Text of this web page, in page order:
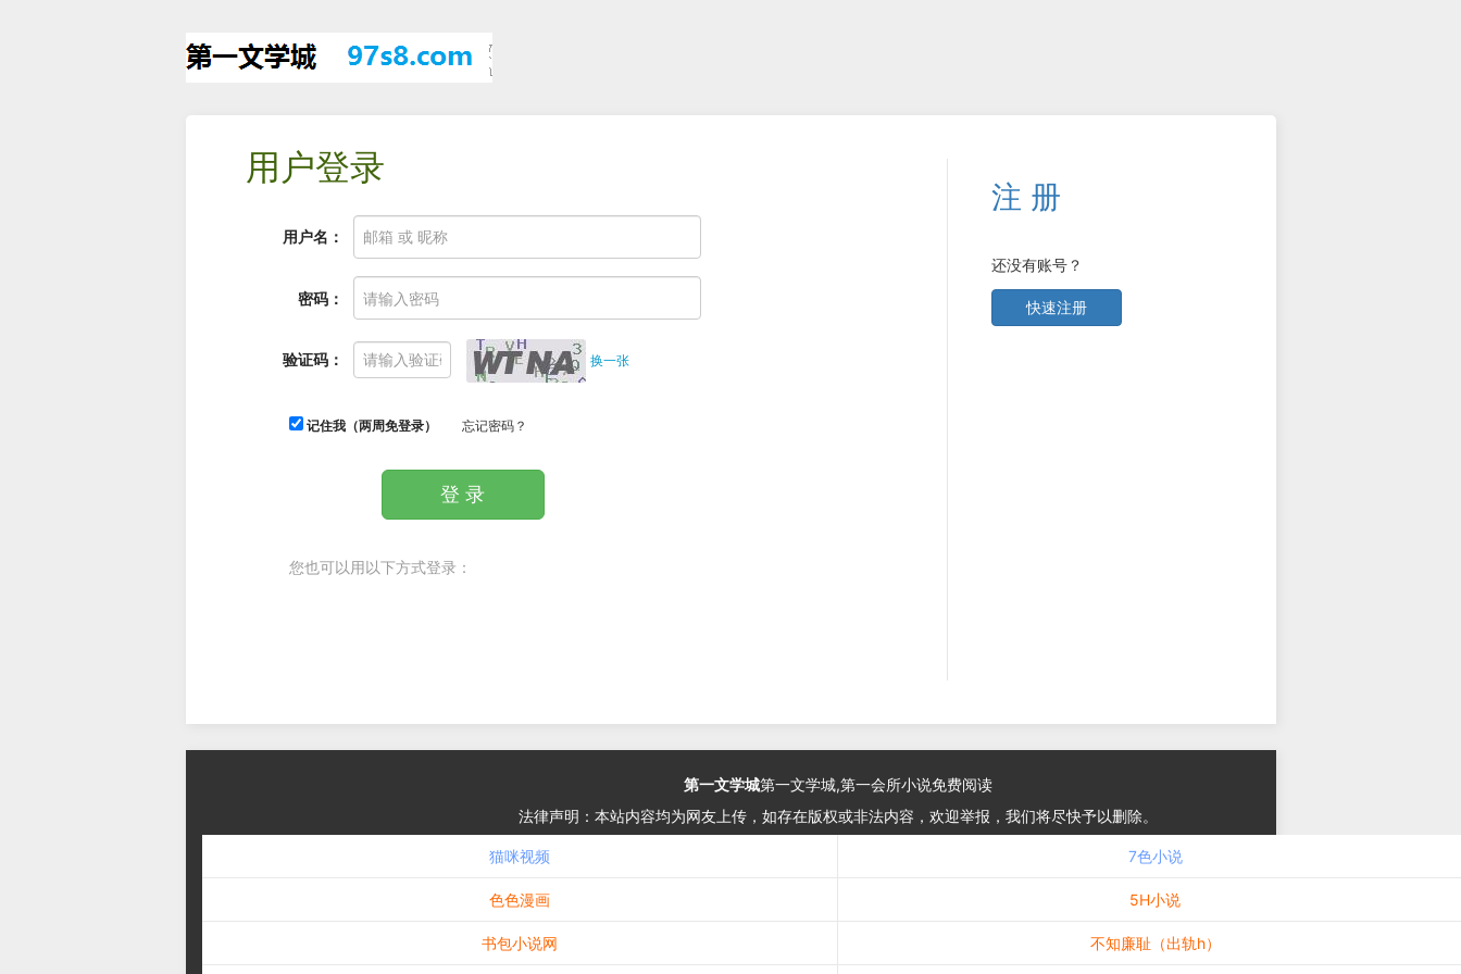
用户登录
用户名：
密码：
验证码： 换一张
记住我（两周免登录） 忘记密码？
登 录
您也可以用以下方式登录：
注 册
还没有账号？
快速注册
第一文学城第一文学城,第一会所小说免费阅读
法律声明：本站内容均为网友上传，如存在版权或非法内容，欢迎举报，我们将尽快予以删除。
猫咪视频 7色小说
色色漫画 5H小说
书包小说网 不知廉耻（出轨h）